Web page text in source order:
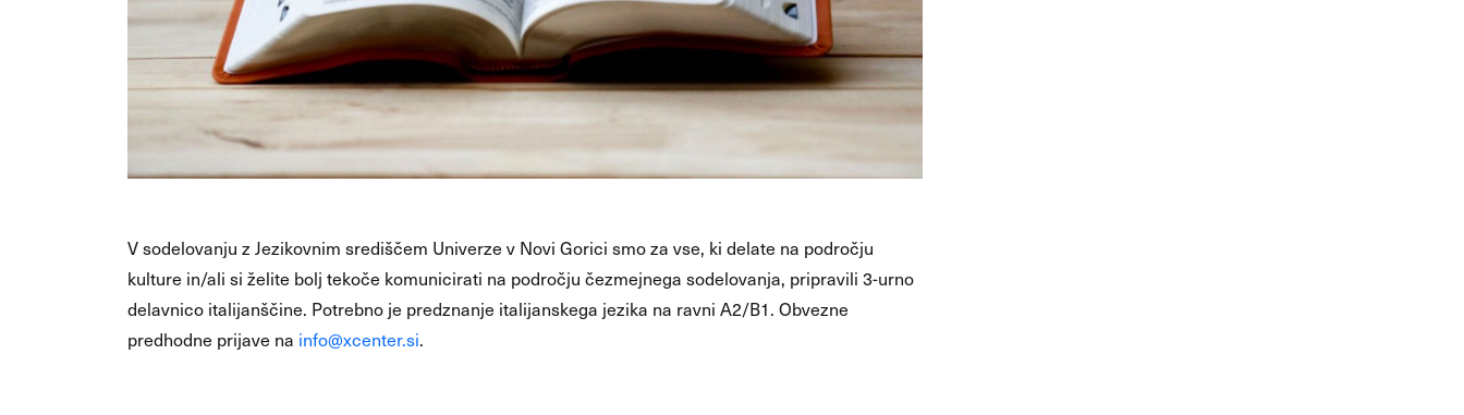
V sodelovanju z Jezikovnim središčem Univerze v Novi Gorici smo za vse, ki delate na področju
kulture in/ali si želite bolj tekoče komunicirati na področju čezmejnega sodelovanja, pripravili 3-urno
delavnico italijanščine. Potrebno je predznanje italijanskega jezika na ravni A2/B1. Obvezne
predhodne prijave na info@xcenter.si.